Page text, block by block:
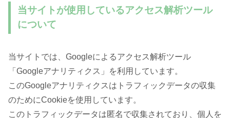
当サイトが使用しているアクセス解析ツール
について
当サイトでは、Googleによるアクセス解析ツール
「Googleアナリティクス」を利用しています。
このGoogleアナリティクスはトラフィックデータの収集
のためにCookieを使用しています。
このトラフィックデータは匿名で収集されており、個人を